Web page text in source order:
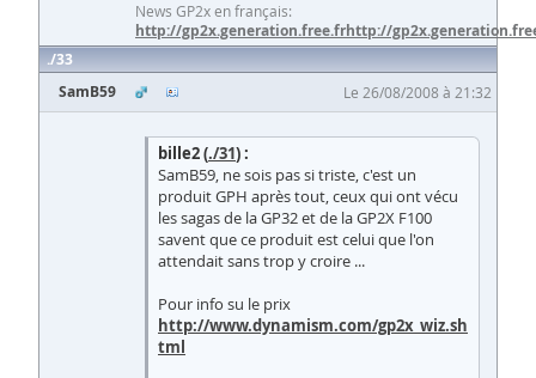
News GP2x en français:
http://gp2x.generation.free.frhttp://
33
SamB59
Le 26/08/2008 à 21:32
bille2 (./31) :
SamB59, ne sois pas si triste, c'est un
produit GPH après tout, ceux qui ont vécu
les sagas de la GP32 et de la GP2X F100
savent que ce produit est celui que l'on
attendait sans trop y croire ...
Pour info su le prix
http://www.dynamism.com/gp2x_wiz.sh
tml